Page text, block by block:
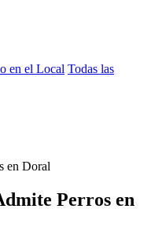
en el Local Todas las
en Doral
Perros en